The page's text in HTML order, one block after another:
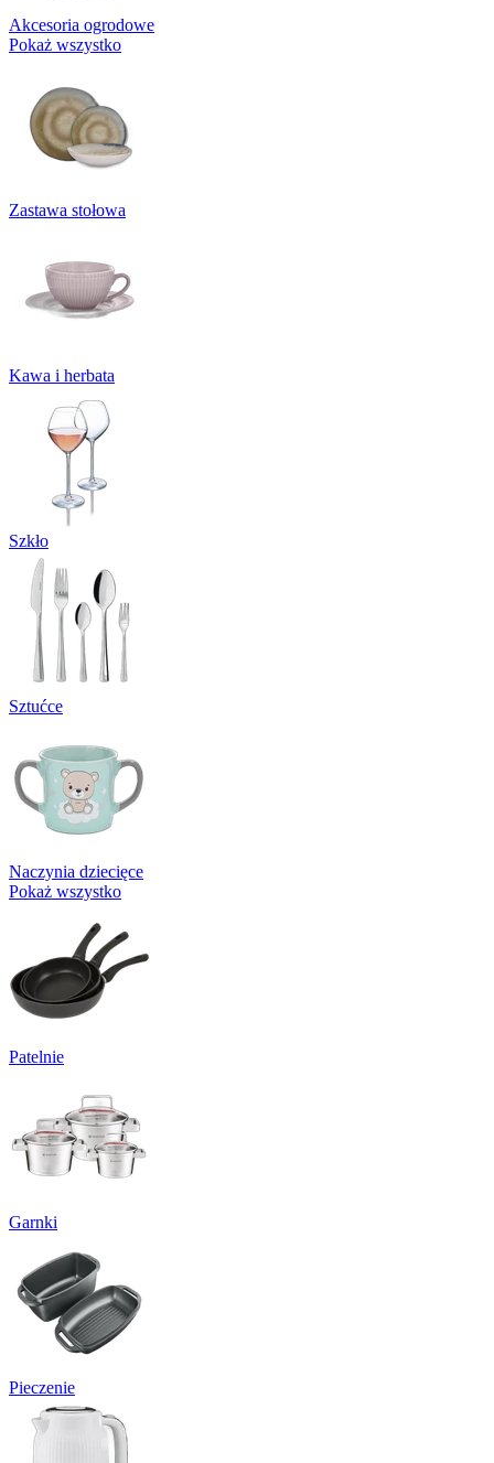
Akcesoria ogrodowe
Pokaż wszystko
Zastawa stołowa
Kawa i herbata
Szkło
Sztućce
Naczynia dziecięce
Pokaż wszystko
Patelnie
Garnki
Pieczenie